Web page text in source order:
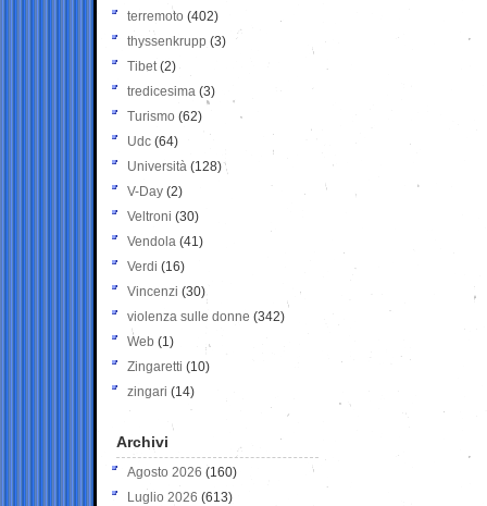
terremoto (402)
thyssenkrupp (3)
Tibet(2)
tredicesima (3)
Turismo (62)
Udc (64)
Università (128)
V-Day (2)
Veltroni (30)
Vendola (41)
Verdi (16)
Vincenzi (30)
violenza sulle donne (342)
Web (1)
Zingaretti (10)
zingari (14)
Archivi
Agosto 2026 (160)
Luglio 2026 (613)